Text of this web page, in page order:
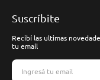
Suscríbite
Recibí las ultimas
tu email